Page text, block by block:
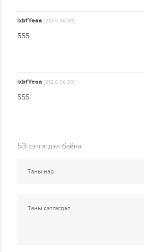
lxbfYeaa[212.6.36.39]
555
lxbfYeaa[212.6.36.39]
555
53 сэтгэгдэл байна